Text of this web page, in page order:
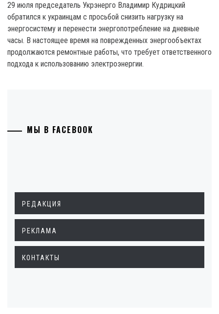
29 июля председатель Укрэнерго Владимир Кудрицкий
обратился к украинцам с просьбой снизить нагрузку на
энергосистему и перенести энергопотребление на дневные
часы. В настоящее время на поврежденных энергообъектах
продолжаются ремонтные работы, что требует ответственного
подхода к использованию электроэнергии.
МЫ В FACEBOOK
РЕДАКЦИЯ
РЕКЛАМА
КОНТАКТЫ